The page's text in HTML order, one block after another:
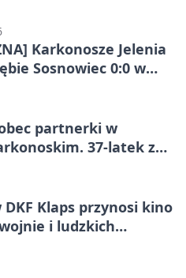
Karkonosze Jelenia
Sosnowiec 0:0 w
partnerki w
37-latek z
Klaps przynosi kino
i ludzkich